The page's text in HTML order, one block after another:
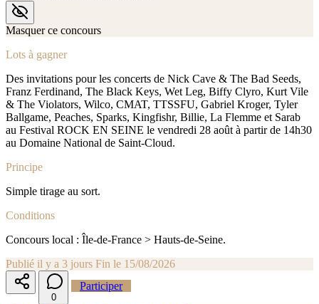
Masquer ce concours
Lots à gagner
Des invitations pour les concerts de Nick Cave & The Bad Seeds,
Franz Ferdinand, The Black Keys, Wet Leg, Biffy Clyro, Kurt Vile
& The Violators, Wilco, CMAT, TTSSFU, Gabriel Kroger, Tyler
Ballgame, Peaches, Sparks, Kingfishr, Billie, La Flemme et Sarab
au Festival ROCK EN SEINE le vendredi 28 août à partir de 14h30
au Domaine National de Saint-Cloud.
Principe
Simple tirage au sort.
Conditions
Concours local : Île-de-France > Hauts-de-Seine.
Publié il y a 3 jours Fin le 15/08/2026
0
Participer